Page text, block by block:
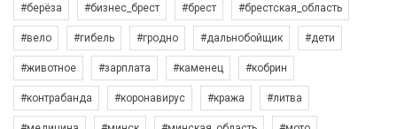
#берёза #бизнес_брест #брест #брестская_область
#вело #гибель #гродно #дальнобойщик #дети
#животное #зарплата #каменец #кобрин
#контрабанда #коронавирус #кража #литва